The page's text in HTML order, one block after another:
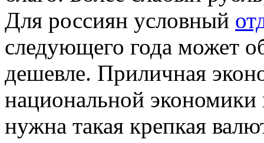
Для россиян условный
следующего года может
дешевле. Приличная
национальной
нужна такая крепкая